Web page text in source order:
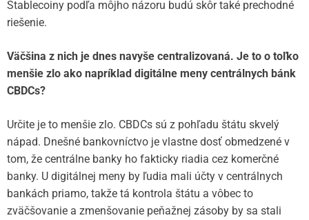
Stablecoiny podľa môjho názoru budú skôr také prechodné
riešenie.
Väčšina z nich je dnes navyše centralizovaná. Je to o toľko
menšie zlo ako napríklad digitálne meny centrálnych bánk
CBDCs?
Určite je to menšie zlo. CBDCs sú z pohľadu štátu skvelý
nápad. Dnešné bankovníctvo je vlastne dosť obmedzené v
tom, že centrálne banky ho fakticky riadia cez komerčné
banky. U digitálnej meny by ľudia mali účty v centrálnych
bankách priamo, takže tá kontrola štátu a vôbec to
zväčšovanie a zmenšovanie peňažnej zásoby by sa stali